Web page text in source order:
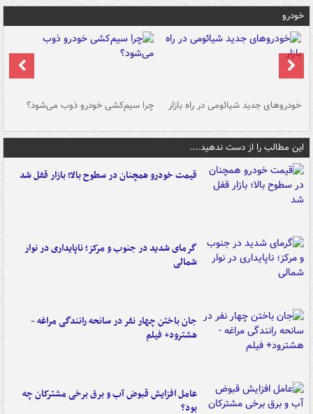
خودرو
خودروهای جدید شیائومی در راه بازار چرا سیم‌کشی خودرو ذوب می‌شود؟
این مطالب را از دست ندهید....
قیمت خودرو همچنان در سطوح بالا؛ بازار قفل شد
گرمای شدید در جنوب و مرکز؛ ناپایداری در نوار
شمالی
جان باختن چهار نفر در سانحه رانندگی مراغه -
هشترود+ فیلم
عامل افزایش قبوض آب و برق برخی مشترکان چه
بود؟